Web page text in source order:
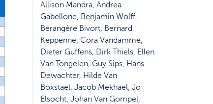
Allison Mandra, Andrea
Gabellone, Benjamin Wolff,
Bérangère Bivort, Bernard
Keppenne, Cora Vandamme,
Dieter Guffens, Dirk Thiels, Ellen
Van Tongelen, Guy Sips, Hans
Dewachter, Hilde Van
Boxstael, Jacob Mekhael, Jo
Elsocht, Johan Van Gompel,